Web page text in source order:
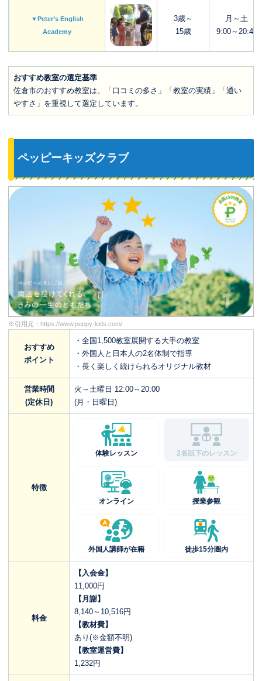
▼Peter’s English
Academy
3歳～
15歳
月～土
9:00～20:40
おすすめ教室の選定基準
佐倉市のおすすめ教室は、「口コミの多さ」「教室の実績」「通い
やすさ」を重視して選定しています。
ペッピーキッズクラブ
※引用元： https://www.peppy-kids.com/
おすすめ
ポイント
・全国1,500教室展開する大手の教室
・外国人と日本人の2名体制で指導
・長く楽しく続けられるオリジナル教材
営業時間
(定休日)
火～土曜日 12:00～20:00
(月・日曜日)
特徴
体験レッスン 2名以下のレッスン
オンライン 授業参観
外国人講師が在籍 徒歩15分圏内
料金
【入会金】
11,000円
【月謝】
8,140～10,516円
【教材費】
あり(※金額不明)
【教室運営費】
1,232円